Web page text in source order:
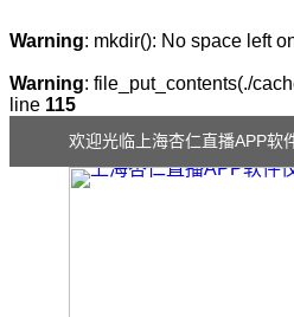
Warning: mkdir(): No space left
Warning: file_put_contents(./
line 115
欢迎光临上海杏仁直播APP软